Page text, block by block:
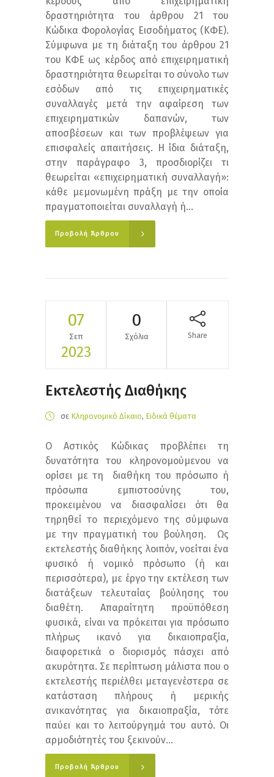
δραστηριότητα του άρθρου 21 του
Κώδικα Φορολογίας Εισοδήματος (ΚΦΕ).
Σύμφωνα με τη διάταξη του άρθρου 21
του ΚΦΕ ως κέρδος από επιχειρηματική
δραστηριότητα θεωρείται το σύνολο των
εσόδων από τις επιχειρηματικές
συναλλαγές μετά την αφαίρεση των
επιχειρηματικών δαπανών, των
αποσβέσεων και των προβλέψεων για
επισφαλείς απαιτήσεις. Η ίδια διάταξη,
στην παράγραφο 3, προσδιορίζει τι
θεωρείται «επιχειρηματική συναλλαγή»:
κάθε μεμονωμένη πράξη με την οποία
πραγματοποιείται συναλλαγή ή...
Προβολή Άρθρου
07
Σεπ
2023
0
Σχόλια Share
Εκτελεστής Διαθήκης
σε Κληρονομικό Δίκαιο, Ειδικά θέματα
Ο Αστικός Κώδικας προβλέπει τη
δυνατότητα του κληρονομούμενου να
ορίσει με τη διαθήκη του πρόσωπο ή
πρόσωπα εμπιστοσύνης του,
προκειμένου να διασφαλίσει ότι θα
τηρηθεί το περιεχόμενο της σύμφωνα
με την πραγματική του βούληση. Ως
εκτελεστής διαθήκης λοιπόν, νοείται ένα
φυσικό ή νομικό πρόσωπο (ή και
περισσότερα), με έργο την εκτέλεση των
διατάξεων τελευταίας βούλησης του
διαθέτη. Απαραίτητη προϋπόθεση
φυσικά, είναι να πρόκειται για πρόσωπο
πλήρως ικανό για δικαιοπραξία,
διαφορετικά ο διορισμός πάσχει από
ακυρότητα. Σε περίπτωση μάλιστα που ο
εκτελεστής περιέλθει μεταγενέστερα σε
κατάσταση πλήρους ή μερικής
ανικανότητας για δικαιοπραξία, τότε
παύει και το λειτούργημά του αυτό. Οι
αρμοδιότητές του ξεκινούν...
Προβολή Άρθρου